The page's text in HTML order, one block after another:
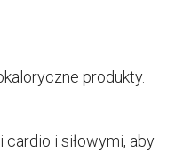
produkty.
cardio i siłowymi, aby